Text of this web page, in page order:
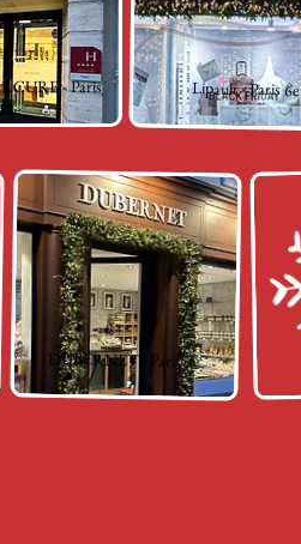
- Paris
Lipault - Paris 6e
DUBERNET - Paris 7e